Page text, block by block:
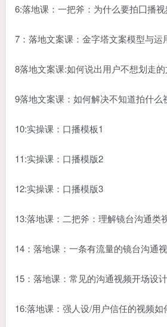
6:落地课：一把斧：为什么要拍囗播
7：落地文案课：金字塔文案模型与运
8落地文案课:如何说出用户不想划走
9落地文案课：如何解决不知道拍什么
10:实操课：口播模板1
11:实操课：口播模版2
12:实操课：口播模版3
13:落地课：二把斧：理解镜台沟通类
14：落地课：一条有流量的镜台沟通
15：落地课：常见的沟通视频开场设计
16:落地课：强人设/用户信任的视频如